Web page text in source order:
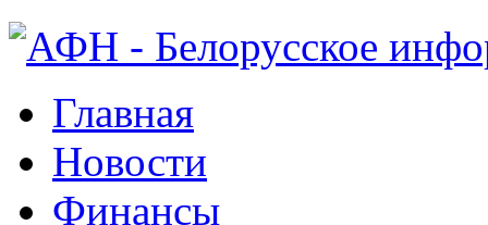
Главная
Новости
Финансы